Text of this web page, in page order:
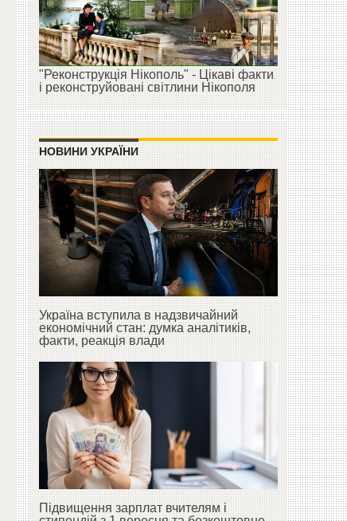
"Реконструкція Нікополь" - Цікаві факти
і реконструйовані світлини Нікополя
НОВИНИ УКРАЇНИ
Україна вступила в надзвичайний
економічний стан: думка аналітиків,
факти, реакція влади
Підвищення зарплат вчителям і